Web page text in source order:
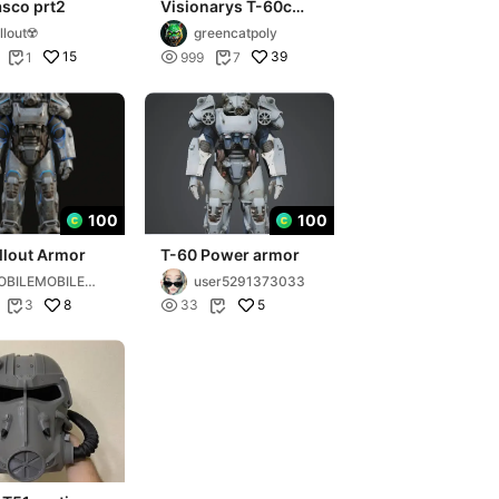
prt2
1 15
Visionarys T-60c
helmet - Fan Art -
Fallout heavy Helmet
greencatpoly
 999 7 39
100
Armor
 3 8
100
T-60 Power armor
user5291373033
 33  5